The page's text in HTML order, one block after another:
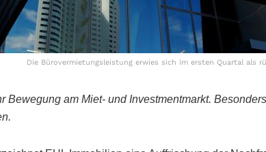
Die Bürovermietungsleistung erwies sich im ersten Quartal als
Bewegung am Miet- und Investmentmarkt.